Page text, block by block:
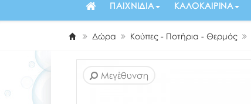
ΠΑΙΧΝΊΔΙΑ ΚΑΛΟΚΑΙΡΙΝΆ
Δώρα Κούπες - Ποτήρια - Θερμός
Μεγέθυνση